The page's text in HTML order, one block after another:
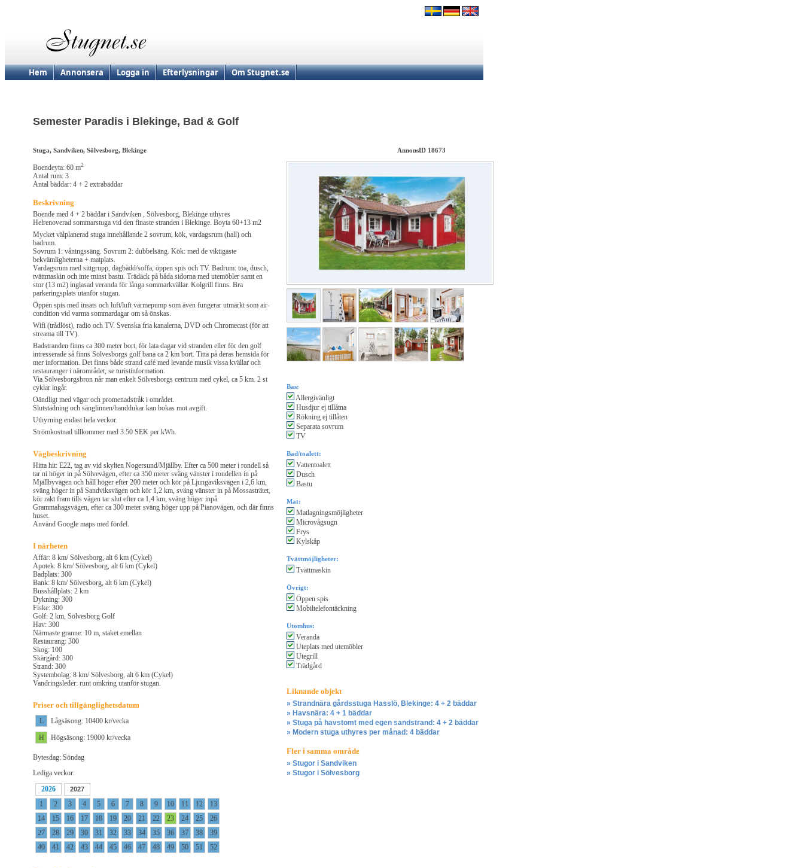
Hem Annonsera Logga in Efterlysningar Om Stugnet.se
Semester Paradis i Blekinge, Bad & Golf
Stuga, Sandviken, Sölvesborg, Blekinge AnnonsID 18673
Boendeyta: 60 m2
Antal rum: 3
Antal bäddar: 4 + 2 extrabäddar
Beskrivning
Boende med 4 + 2 bäddar i Sandviken , Sölvesborg, Blekinge uthyres
Helrenoverad sommarstuga vid den finaste stranden i Blekinge. Boyta 60+13 m2
Mycket välplanerad stuga innehållande 2 sovrum, kök, vardagsrum (hall) och
badrum.
Sovrum 1: våningssäng. Sovrum 2: dubbelsäng. Kök: med de viktigaste
bekvämligheterna + matplats.
Vardagsrum med sittgrupp, dagbädd/soffa, öppen spis och TV. Badrum: toa, dusch,
tvättmaskin och inte minst bastu. Trädäck på båda sidorna med utemöbler samt en
stor (13 m2) inglasad veranda för långa sommarkvällar. Kolgrill finns. Bra
parkeringsplats utanför stugan.
Öppen spis med insats och luft/luft värmepump som även fungerar utmärkt som air-
condition vid varma sommardagar om så önskas.
Wifi (trådlöst), radio och TV. Svenska fria kanalerna, DVD och Chromecast (för att
streama till TV).
Badstranden finns ca 300 meter bort, för lata dagar vid stranden eller för den golf
intresserade så finns Sölvesborgs golf bana ca 2 km bort. Titta på deras hemsida för
mer information. Det finns både strand café med levande musik vissa kvällar och
restauranger i närområdet, se turistinformation.
Via Sölvesborgsbron når man enkelt Sölvesborgs centrum med cykel, ca 5 km. 2 st
cyklar ingår.
Oändligt med vägar och promenadstråk i området.
Slutstädning och sänglinnen/handdukar kan bokas mot avgift.
Uthyrning endast hela veckor.
Strömkostnad tillkommer med 3:50 SEK per kWh.
Vägbeskrivning
Hitta hit: E22, tag av vid skylten Nogersund/Mjällby. Efter ca 500 meter i rondell så
tar ni höger in på Sölvevägen, efter ca 350 meter sväng vänster i rondellen in på
Mjällbyvägen och håll höger efter 200 meter och kör på Ljungaviksvägen i 2,6 km,
sväng höger in på Sandviksvägen och kör 1,2 km, sväng vänster in på Mossasträtet,
kör rakt fram tills vägen tar slut efter ca 1,4 km, sväng höger inpå
Grammahagsvägen, efter ca 300 meter sväng höger upp på Pianovägen, och där finns
huset.
Använd Google maps med fördel.
I närheten
Affär: 8 km/ Sölvesborg, alt 6 km (Cykel)
Apotek: 8 km/ Sölvesborg, alt 6 km (Cykel)
Badplats: 300
Bank: 8 km/ Sölvesborg, alt 6 km (Cykel)
Busshållplats: 2 km
Dykning: 300
Fiske: 300
Golf: 2 km, Sölvesborg Golf
Hav: 300
Närmaste granne: 10 m, staket emellan
Restaurang: 300
Skog: 100
Skärgård: 300
Strand: 300
Systembolag: 8 km/ Sölvesborg, alt 6 km (Cykel)
Vandringsleder: runt omkring utanför stugan.
Priser och tillgänglighetsdatum
L
Lågsäsong: 10400 kr/vecka
H
Högsäsong: 19000 kr/vecka
Bytesdag: Söndag
Lediga veckor:
2026
2027
1 2 3 4 5 6 7 8 9 10 11 12
13
14
15 16 17 18 19 20 21 22 23 24 25
26
27
28 29 30 31 32 33 34 35 36 37 38
39
40
41 42 43 44 45 46 47 48 49 50 51 52
Bas:
Allergivänligt
Husdjur ej tillåtna
Rökning ej tillåten
Separata sovrum
TV
Bad/toalett:
Vattentoalett
Dusch
Bastu
Mat:
Matlagningsmöjligheter
Microvågsugn
Frys
Kylskåp
Tvättmöjligheter:
Tvättmaskin
Övrigt:
Öppen spis
Mobiltelefontäckning
Utomhus:
Veranda
Uteplats med utemöbler
Utegrill
Trädgård
Liknande objekt
» Strandnära gårdsstuga Hasslö, Blekinge: 4 + 2 bäddar
» Havsnära: 4 + 1 bäddar
» Stuga på havstomt med egen sandstrand: 4 + 2 bäddar
» Modern stuga uthyres per månad: 4 bäddar
Fler i samma område
» Stugor i Sandviken
» Stugor i Sölvesborg